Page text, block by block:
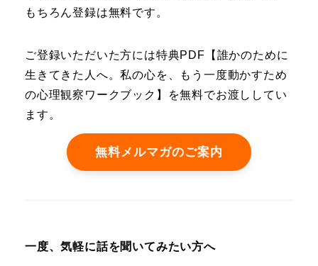
もちろん登録は無料です。
ご登録いただいた方には特典PDF【誰かのために
生きてきた人へ。私の心を、もう一度動かすため
の心理観察ワークブック】を無料でお渡ししてい
ます。
無料メルマガのご案内
一度、気軽に話を聞いてみたい方へ